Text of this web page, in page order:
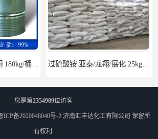
您是第2354909位访客
ICP备2020048040号-2 济南汇丰达化工有限公司 保留所
有权利.